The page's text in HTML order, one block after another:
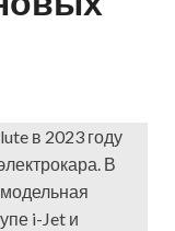
в 2023 году
В
i-Jet и